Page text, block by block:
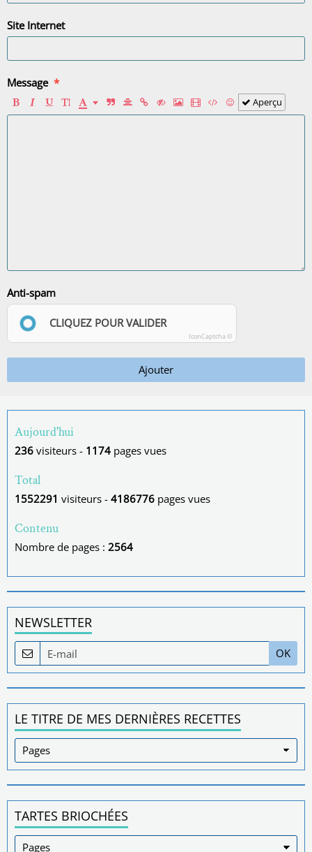
Site Internet
Message
Aperçu
Anti-spam
CLIQUEZ POUR VALIDER
IconCaptcha ©
Ajouter
Aujourd'hui
236 visiteurs - 1174 pages vues
Total
1552291 visiteurs - 4186776 pages vues
Contenu
Nombre de pages : 2564
NEWSLETTER
OK
LE TITRE DE MES DERNIÈRES RECETTES
TARTES BRIOCHÉES